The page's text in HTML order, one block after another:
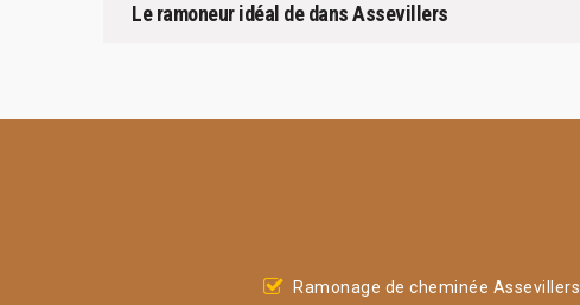
Le ramoneur idéal de dans Assevillers
Ramonage de cheminée Assevillers